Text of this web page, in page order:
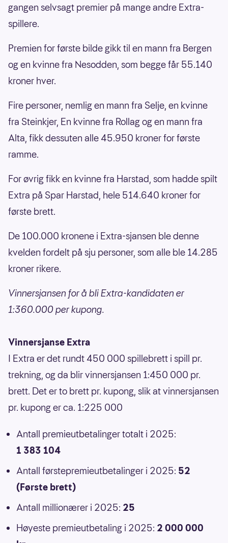
gangen selvsagt premier på mange andre Extra-
spillere.
Premien for første bilde gikk til en mann fra Bergen
og en kvinne fra Nesodden, som begge får 55.140
kroner hver.
Fire personer, nemlig en mann fra Selje, en kvinne
fra Steinkjer, En kvinne fra Rollag og en mann fra
Alta, fikk dessuten alle 45.950 kroner for første
ramme.
For øvrig fikk en kvinne fra Harstad, som hadde spilt
Extra på Spar Harstad, hele 514.640 kroner for
første brett.
De 100.000 kronene i Extra-sjansen ble denne
kvelden fordelt på sju personer, som alle ble 14.285
kroner rikere.
Vinnersjansen for å bli Extra-kandidaten er
1:360.000 per kupong.
Vinnersjanse Extra
I Extra er det rundt 450 000 spillebrett i spill pr.
trekning, og da blir vinnersjansen 1:450 000 pr.
brett. Det er to brett pr. kupong, slik at vinnersjansen
pr. kupong er ca. 1:225 000
Antall premieutbetalinger totalt i 2025:
1 383 104
Antall førstepremieutbetalinger i 2025: 52
(Første brett)
Antall millionærer i 2025: 25
Høyeste premieutbetaling i 2025: 2 000 000